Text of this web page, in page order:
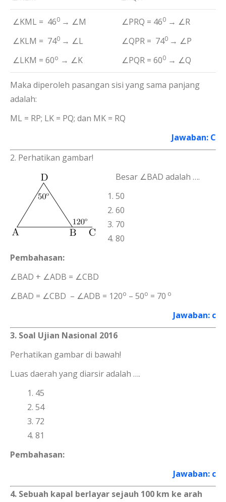
∠KML = 460 → ∠M
∠KLM = 740 → ∠L
∠LKM = 60o → ∠K
∠PRQ = 460 → ∠R
∠QPR = 740 → ∠P
∠PQR = 600 → ∠Q
Maka diperoleh pasangan sisi yang sama panjang
adalah:
ML = RP; LK = PQ; dan MK = RQ
Jawaban: C
2. Perhatikan gambar!
Besar ∠BAD adalah ….
50
60
70
80
Pembahasan:
∠BAD + ∠ADB = ∠CBD
∠BAD = ∠CBD – ∠ADB = 120o – 50o = 70 o
Jawaban: c
3. Soal Ujian Nasional 2016
Perhatikan gambar di bawah!
Luas daerah yang diarsir adalah ….
45
54
72
81
Pembahasan:
Jawaban: c
4. Sebuah kapal berlayar sejauh 100 km ke arah